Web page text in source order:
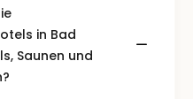
in Bad
Saunen und